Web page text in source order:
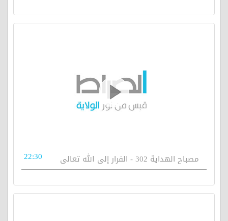
مصباح الهداية 302 - الفرار إلى الله تعالى 22:30